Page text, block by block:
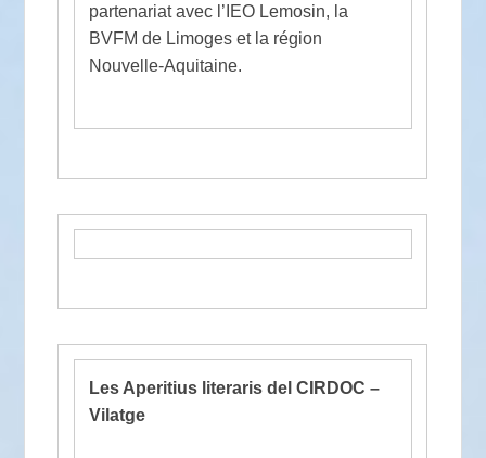
partenariat avec l’IEO Lemosin, la
BVFM de Limoges et la région
Nouvelle-Aquitaine.
Les Aperitius literaris del CIRDOC –
Vilatge